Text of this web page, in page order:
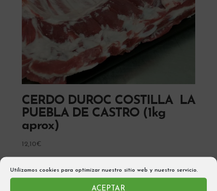
Utilizamos cookies para optimizar nuestro sitio web y nuestro servicio.
ACEPTAR
CERDO DUROC COSTILLA LA
PUEBLA DE CASTRO (1kg
aprox)
12,10€
Añadir al carrito